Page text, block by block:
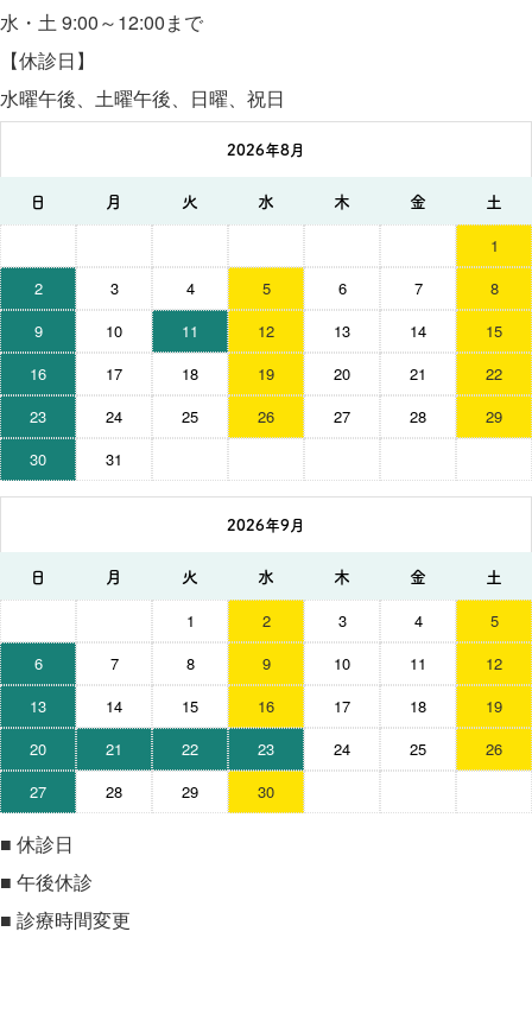
水・土 9:00～12:00まで
【休診日】
水曜午後、土曜午後、日曜、祝日
2026年8月
日 月 火 水 木 金 土
1
2
3 4 5 6 7
8
9
10 11 12 13 14
15
16
17 18 19 20 21
22
23
24 25 26 27 28
29
30
31
2026年9月
日 月 火 水 木 金 土
1 2 3 4
5
6
7 8 9 10 11
12
13
14 15 16 17 18
19
20
21 22 23 24 25
26
27
28 29 30
■ 休診日
■ 午後休診
■ 診療時間変更